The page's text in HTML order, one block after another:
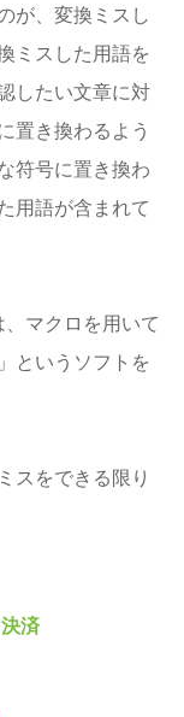
が、変換ミスし
ミスした用語を
したい文章に対
置き換わるよう
符号に置き換わ
用語が含まれて
マクロを用いて
というソフトを
スをできる限り
済